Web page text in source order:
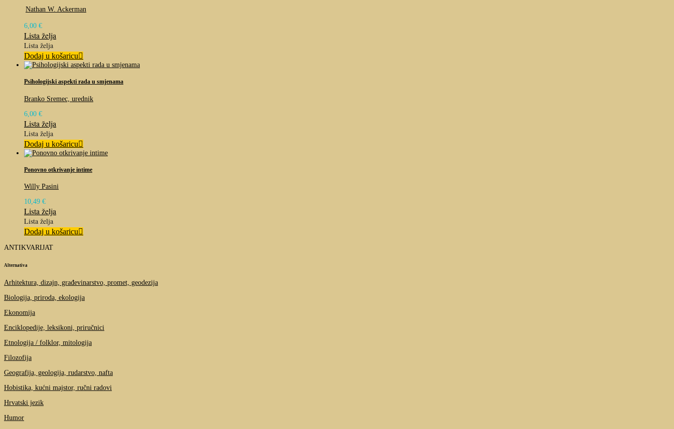
Nathan W. Ackerman
6,00 €
Lista želja
Lista želja
Dodaj u košaricu
Psihologijski aspekti rada u smjenama
Branko Sremec, urednik
6,00 €
Lista želja
Lista želja
Dodaj u košaricu
Ponovno otkrivanje intime
Willy Pasini
10,49 €
Lista želja
Lista želja
Dodaj u košaricu
ANTIKVARIJAT
Alternativa
Arhitektura, dizajn, građevinarstvo, promet, geodezija
Biologija, priroda, ekologija
Ekonomija
Enciklopedije, leksikoni, priručnici
Etnologija / folklor, mitologija
Filozofija
Geografija, geologija, rudarstvo, nafta
Hobistika, kućni majstor, ručni radovi
Hrvatski jezik
Humor